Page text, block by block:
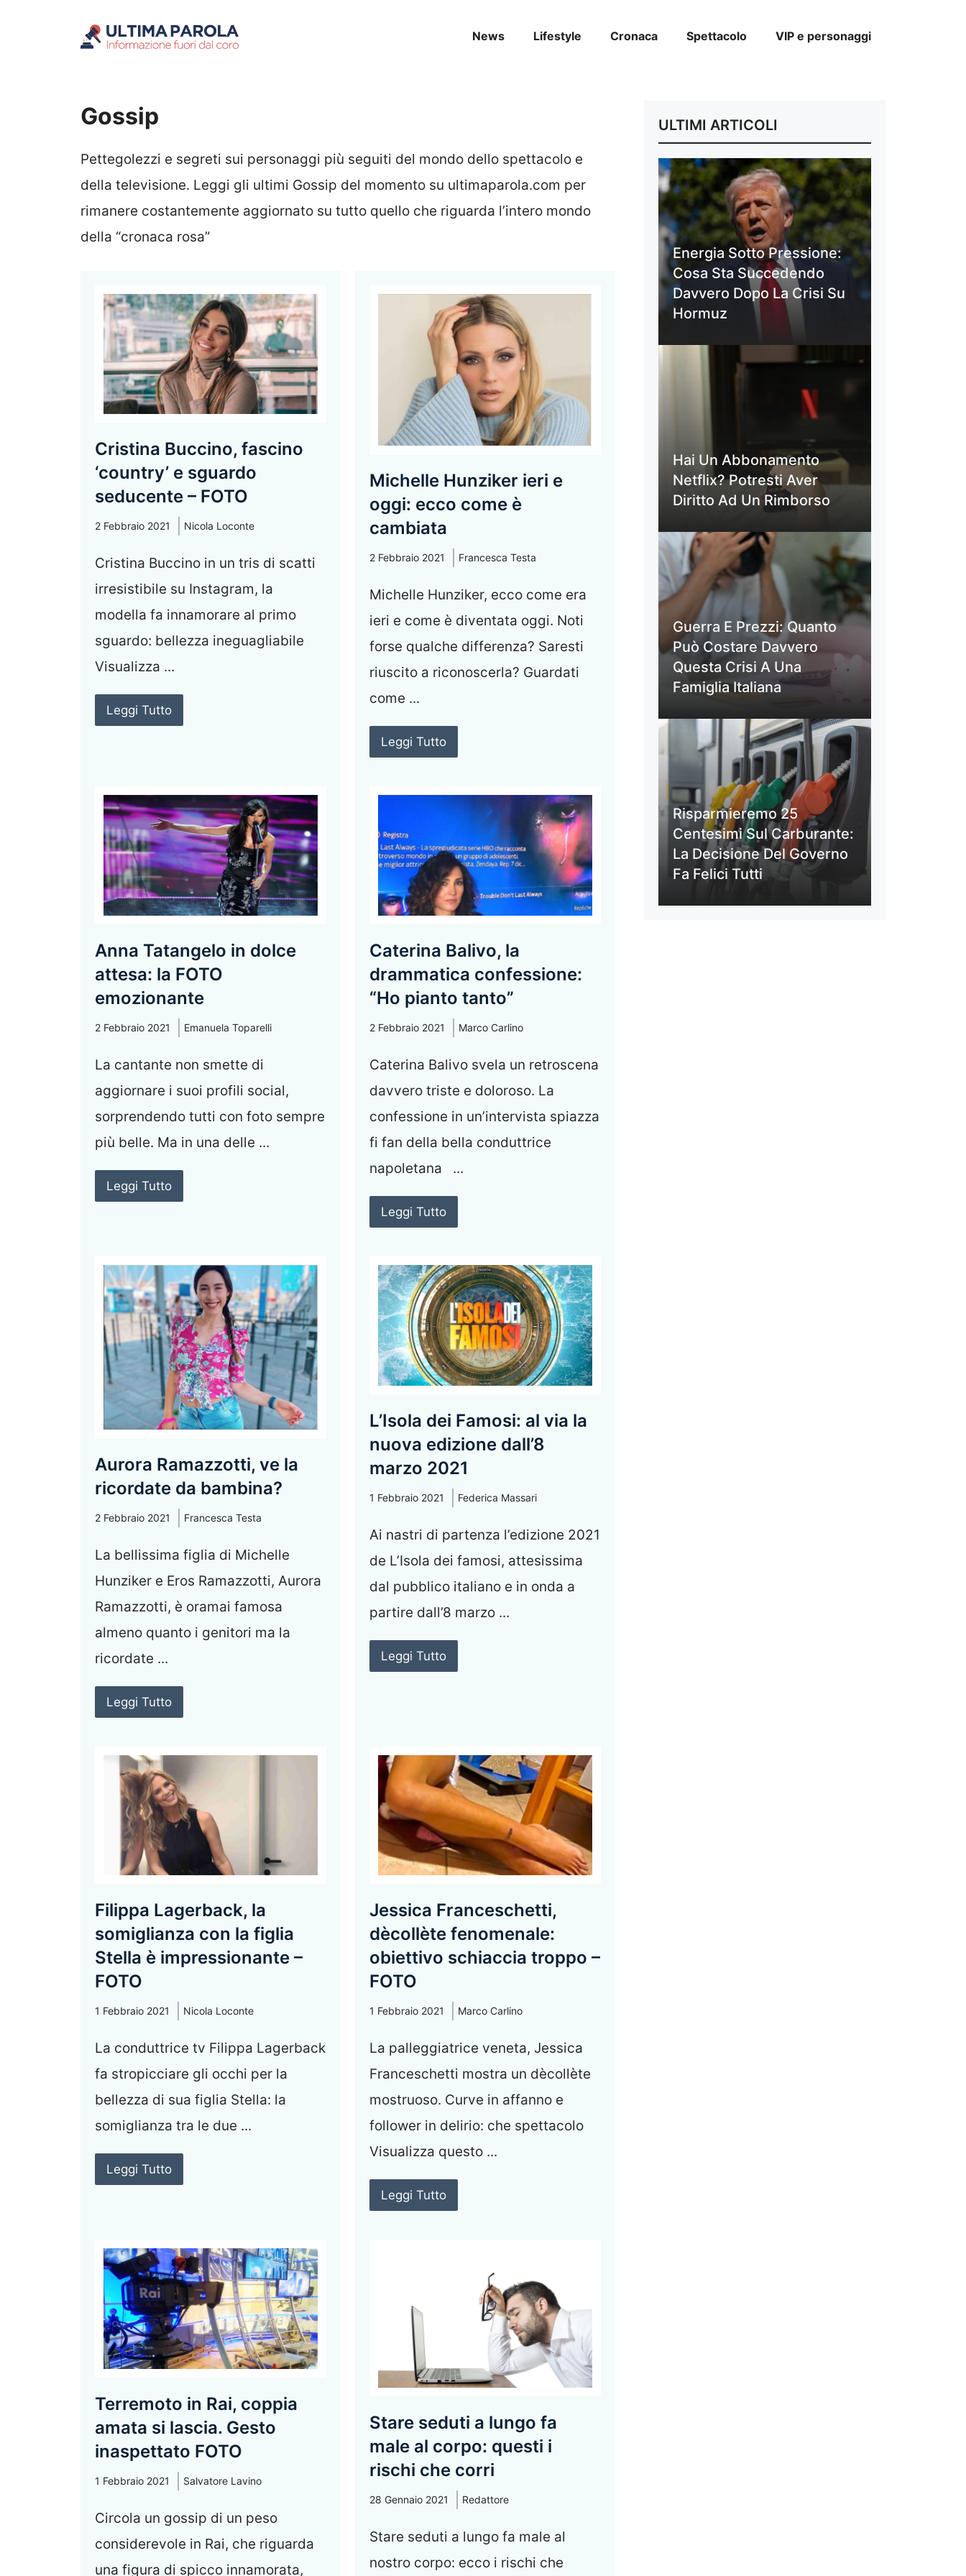
News Lifestyle Cronaca Spettacolo VIP e personaggi
Gossip
Pettegolezzi e segreti sui personaggi più seguiti del mondo dello spettacolo e
della televisione. Leggi gli ultimi Gossip del momento su ultimaparola.com per
rimanere costantemente aggiornato su tutto quello che riguarda l’intero mondo
della “cronaca rosa”
Cristina Buccino, fascino
‘country’ e sguardo
seducente – FOTO
2 Febbraio 2021 Nicola Loconte
Cristina Buccino in un tris di scatti
irresistibile su Instagram, la
modella fa innamorare al primo
sguardo: bellezza ineguagliabile
Visualizza ...
Leggi Tutto
Michelle Hunziker ieri e
oggi: ecco come è
cambiata
2 Febbraio 2021 Francesca Testa
Michelle Hunziker, ecco come era
ieri e come è diventata oggi. Noti
forse qualche differenza? Saresti
riuscito a riconoscerla? Guardati
come ...
Leggi Tutto
Anna Tatangelo in dolce
attesa: la FOTO
emozionante
2 Febbraio 2021 Emanuela Toparelli
La cantante non smette di
aggiornare i suoi profili social,
sorprendendo tutti con foto sempre
più belle. Ma in una delle ...
Leggi Tutto
Caterina Balivo, la
drammatica confessione:
“Ho pianto tanto”
2 Febbraio 2021 Marco Carlino
Caterina Balivo svela un retroscena
davvero triste e doloroso. La
confessione in un’intervista spiazza
fi fan della bella conduttrice
napoletana ...
Leggi Tutto
Aurora Ramazzotti, ve la
ricordate da bambina?
2 Febbraio 2021 Francesca Testa
La bellissima figlia di Michelle
Hunziker e Eros Ramazzotti, Aurora
Ramazzotti, è oramai famosa
almeno quanto i genitori ma la
ricordate ...
Leggi Tutto
L’Isola dei Famosi: al via la
nuova edizione dall’8
marzo 2021
1 Febbraio 2021 Federica Massari
Ai nastri di partenza l’edizione 2021
de L’Isola dei famosi, attesissima
dal pubblico italiano e in onda a
partire dall’8 marzo ...
Leggi Tutto
Filippa Lagerback, la
somiglianza con la figlia
Stella è impressionante –
FOTO
1 Febbraio 2021 Nicola Loconte
La conduttrice tv Filippa Lagerback
fa stropicciare gli occhi per la
bellezza di sua figlia Stella: la
somiglianza tra le due ...
Leggi Tutto
Jessica Franceschetti,
dècollète fenomenale:
obiettivo schiaccia troppo –
FOTO
1 Febbraio 2021 Marco Carlino
La palleggiatrice veneta, Jessica
Franceschetti mostra un dècollète
mostruoso. Curve in affanno e
follower in delirio: che spettacolo
Visualizza questo ...
Leggi Tutto
Terremoto in Rai, coppia
amata si lascia. Gesto
inaspettato FOTO
1 Febbraio 2021 Salvatore Lavino
Circola un gossip di un peso
considerevole in Rai, che riguarda
una figura di spicco innamorata,
Stare seduti a lungo fa
male al corpo: questi i
rischi che corri
28 Gennaio 2021 Redattore
Stare seduti a lungo fa male al
nostro corpo: ecco i rischi che
ULTIMI ARTICOLI
Energia Sotto Pressione:
Cosa Sta Succedendo
Davvero Dopo La Crisi Su
Hormuz
Hai Un Abbonamento
Netflix? Potresti Aver
Diritto Ad Un Rimborso
Guerra E Prezzi: Quanto
Può Costare Davvero
Questa Crisi A Una
Famiglia Italiana
Risparmieremo 25
Centesimi Sul Carburante:
La Decisione Del Governo
Fa Felici Tutti